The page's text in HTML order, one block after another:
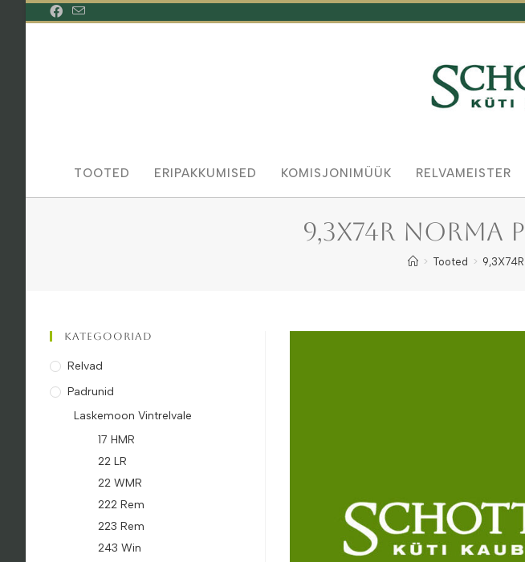
TOOTED ERIPAKKUMISED KOMISJONIMÜÜK RELVAMEISTER
9,3X74R NORMA
> Tooted >
Kategooriad
Relvad
Padrunid
Laskemoon Vintrelvale
17 HMR
22 LR
22 WMR
222 Rem
223 Rem
243 Win